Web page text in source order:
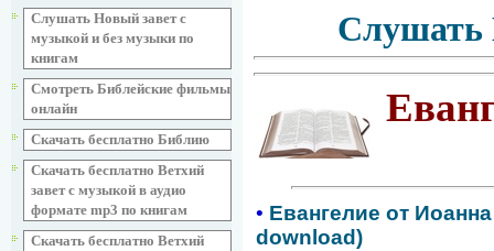
Слушать Новый завет с
музыкой и без музыки по
книгам
Смотреть Библейские фильмы
онлайн
Скачать бесплатно Библию
Скачать бесплатно Ветхий
завет с музыкой в аудио
формате mp3 по книгам
Скачать бесплатно Ветхий
Слушать
• Евангелие от
download)